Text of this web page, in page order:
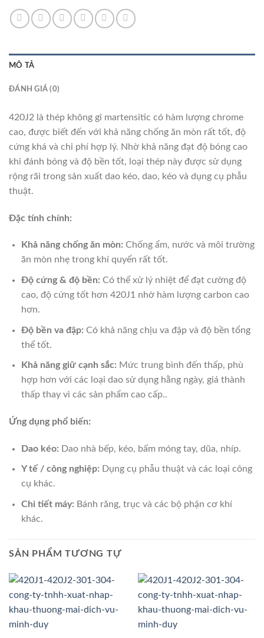
MÔ TẢ
ĐÁNH GIÁ (0)
420J2 là thép không gỉ martensitic có hàm lượng chrome
cao, được biết đến với khả năng chống ăn mòn rất tốt, độ
cứng khá và chi phí hợp lý. Nhờ khả năng đạt độ bóng cao
khi đánh bóng và độ bền tốt, loại thép này được sử dụng
rộng rãi trong sản xuất dao kéo, dao, kéo và dụng cụ phẫu
thuật.
Đặc tính chính:
Khả năng chống ăn mòn: Chống ẩm, nước và môi trường
ăn mòn nhẹ trong khí quyển rất tốt.
Độ cứng & độ bền: Có thể xử lý nhiệt để đạt cường độ
cao, độ cứng tốt hơn 420J1 nhờ hàm lượng carbon cao
hơn.
Độ bền va đập: Có khả năng chịu va đập và độ bền tổng
thể tốt.
Khả năng giữ cạnh sắc: Mức trung bình đến thấp, phù
hợp hơn với các loại dao sử dụng hằng ngày, giá thành
thấp thay vì các sản phẩm cao cấp..
Ứng dụng phổ biến:
Dao kéo: Dao nhà bếp, kéo, bấm móng tay, dũa, nhíp.
Y tế / công nghiệp: Dụng cụ phẫu thuật và các loại công
cụ khác.
Chi tiết máy: Bánh răng, trục và các bộ phận cơ khí
khác.
SẢN PHẨM TƯƠNG TỰ